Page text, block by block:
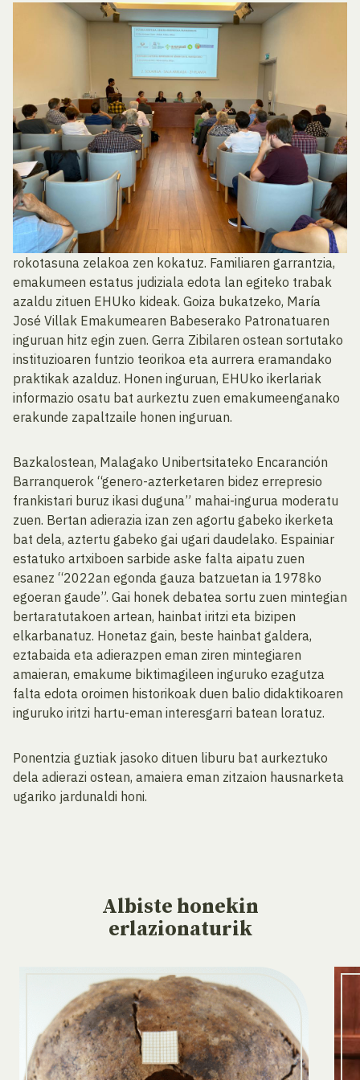
rokotasuna zelakoa zen kokatuz. Familiaren garrantzia,
emakumeen estatus judiziala edota lan egiteko trabak
azaldu zituen EHUko kideak. Goiza bukatzeko, María
José Villak Emakumearen Babeserako Patronatuaren
inguruan hitz egin zuen. Gerra Zibilaren ostean sortutako
instituzioaren funtzio teorikoa eta aurrera eramandako
praktikak azalduz. Honen inguruan, EHUko ikerlariak
informazio osatu bat aurkeztu zuen emakumeenganako
erakunde zapaltzaile honen inguruan.
Bazkalostean, Malagako Unibertsitateko Encaranción
Barranquerok “genero-azterketaren bidez errepresio
frankistari buruz ikasi duguna” mahai-ingurua moderatu
zuen. Bertan adierazia izan zen agortu gabeko ikerketa
bat dela, aztertu gabeko gai ugari daudelako. Espainiar
estatuko artxiboen sarbide aske falta aipatu zuen
esanez “2022an egonda gauza batzuetan ia 1978ko
egoeran gaude”. Gai honek debatea sortu zuen mintegian
bertaratutakoen artean, hainbat iritzi eta bizipen
elkarbanatuz. Honetaz gain, beste hainbat galdera,
eztabaida eta adierazpen eman ziren mintegiaren
amaieran, emakume biktimagileen inguruko ezagutza
falta edota oroimen historikoak duen balio didaktikoaren
inguruko iritzi hartu-eman interesgarri batean loratuz.
Ponentzia guztiak jasoko dituen liburu bat aurkeztuko
dela adierazi ostean, amaiera eman zitzaion hausnarketa
ugariko jardunaldi honi.
Albiste honekin
erlazionaturik